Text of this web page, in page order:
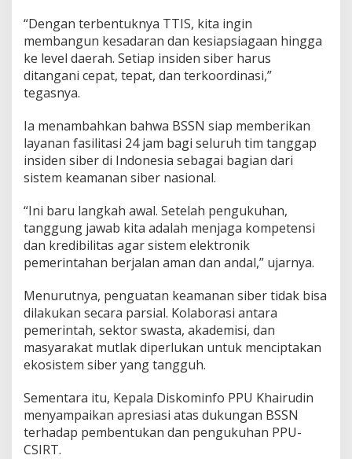
“Dengan terbentuknya TTIS, kita ingin
membangun kesadaran dan kesiapsiagaan hingga
ke level daerah. Setiap insiden siber harus
ditangani cepat, tepat, dan terkoordinasi,”
tegasnya.
Ia menambahkan bahwa BSSN siap memberikan
layanan fasilitasi 24 jam bagi seluruh tim tanggap
insiden siber di Indonesia sebagai bagian dari
sistem keamanan siber nasional.
“Ini baru langkah awal. Setelah pengukuhan,
tanggung jawab kita adalah menjaga kompetensi
dan kredibilitas agar sistem elektronik
pemerintahan berjalan aman dan andal,” ujarnya.
Menurutnya, penguatan keamanan siber tidak bisa
dilakukan secara parsial. Kolaborasi antara
pemerintah, sektor swasta, akademisi, dan
masyarakat mutlak diperlukan untuk menciptakan
ekosistem siber yang tangguh.
Sementara itu, Kepala Diskominfo PPU Khairudin
menyampaikan apresiasi atas dukungan BSSN
terhadap pembentukan dan pengukuhan PPU-
CSIRT.